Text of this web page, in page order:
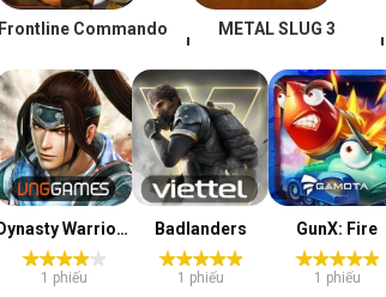
Frontline Commando
,
METAL SLUG 3
,
Dynasty Warriors: Overlords
1 phiếu
Badlanders
1 phiếu
GunX: Fire
1 phiếu